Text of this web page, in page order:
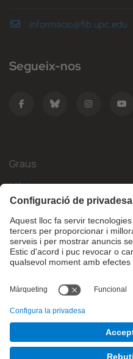
informacio@fib.upc.edu
Segueix-nos
Graus
Màsters
Mobilitat Internacional
Recerca
Empresa
Què necessites?
© Facultat d'Informàtica de